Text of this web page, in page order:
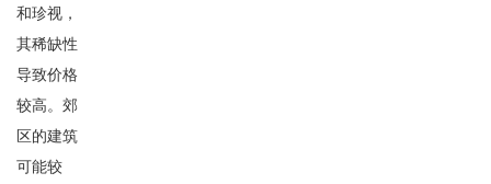
和珍视，
其稀缺性
导致价格
较高。郊
区的建筑
可能较